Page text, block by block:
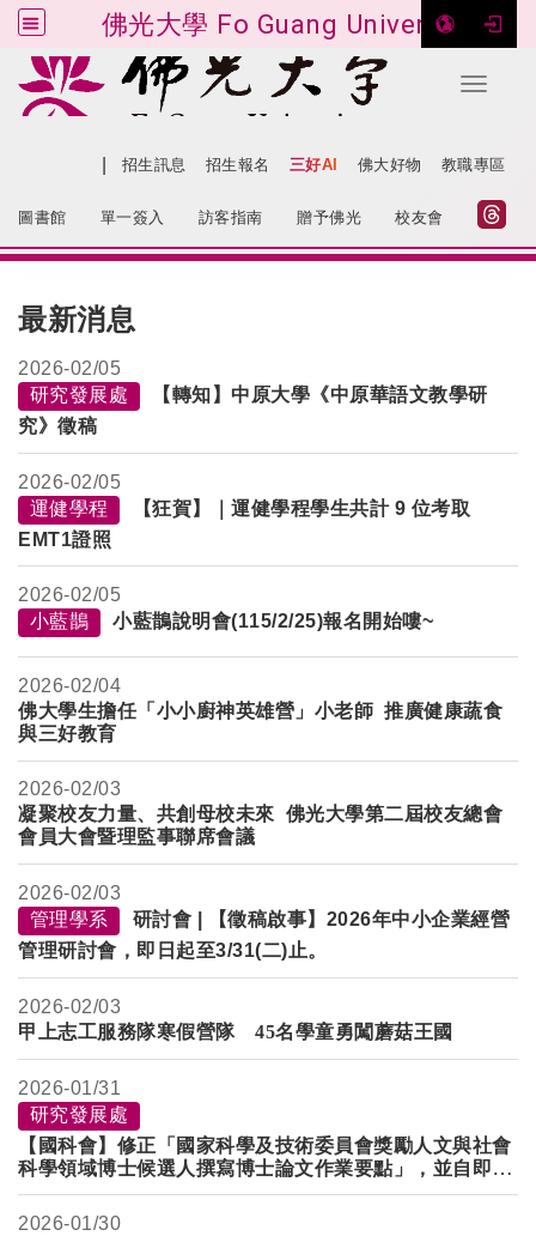
佛光大學 Fo Guang University
Toggle
跳到主要內容
招生訊息 招生報名 三好AI 佛大好物 教職專區
圖書館 單一簽入 訪客指南 贈予佛光 校友會
最新消息
2026-02/05
研究發展處
【轉知】中原大學《中原華語文教學研
究》徵稿
2026-02/05
運健學程
【狂賀】｜運健學程學生共計 9 位考取
EMT1證照
2026-02/05
小藍鵲
小藍鵲說明會(115/2/25)報名開始嘍~
2026-02/04
佛大學生擔任「小小廚神英雄營」小老師 推廣健康蔬食
與三好教育
2026-02/03
凝聚校友力量、共創母校未來 佛光大學第二屆校友總會
會員大會暨理監事聯席會議
2026-02/03
管理學系
研討會 | 【徵稿啟事】2026年中小企業經營
管理研討會，即日起至3/31(二)止。
2026-02/03
甲上志工服務隊寒假營隊 45名學童勇闖蘑菇王國
2026-01/31
研究發展處
【國科會】修正「國家科學及技術委員會獎勵人文與社會
科學領域博士候選人撰寫博士論文作業要點」，並自即日
生效，請查照。
2026-01/30